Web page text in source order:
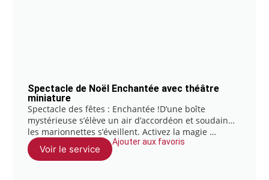
Spectacle de Noël Enchantée avec théâtre
miniature
Spectacle des fêtes : Enchantée !D’une boîte
mystérieuse s’élève un air d’accordéon et soudain…
les marionnettes s’éveillent. Activez la magie …
Voir le service
Ajouter aux favoris